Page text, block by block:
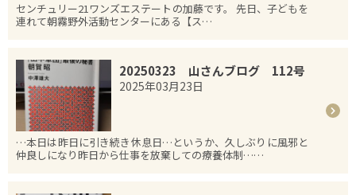
センチュリー21ワンズエステートの加藤です。 先日、子どもを
連れて朝霧野外活動センターにある【ス…
20250323 山さんブログ 112号
2025年03月23日
…本日は昨日に引き続き休息日…というか、久しぶりに風邪と
仲良しになり昨日から仕事を放棄しての療養体制……